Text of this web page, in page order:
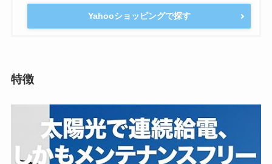
Yahooショッピングで探す
特徴